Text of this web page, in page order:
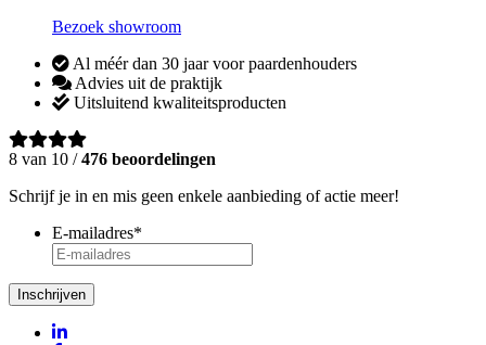
Bezoek showroom
Al méér dan 30 jaar voor paardenhouders
Advies uit de praktijk
Uitsluitend kwaliteitsproducten
8 van 10 /476 beoordelingen
Schrijf je in en mis geen enkele aanbieding of actie meer!
E-mailadres*
Inschrijven